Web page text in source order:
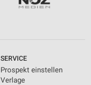
SERVICE
Prospekt einstellen
Verlage